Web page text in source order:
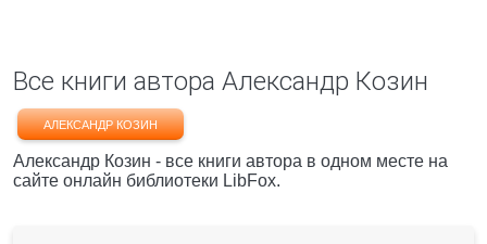
Все книги автора Александр Козин
АЛЕКСАНДР КОЗИН
Александр Козин - все книги автора в одном месте на
сайте онлайн библиотеки LibFox.